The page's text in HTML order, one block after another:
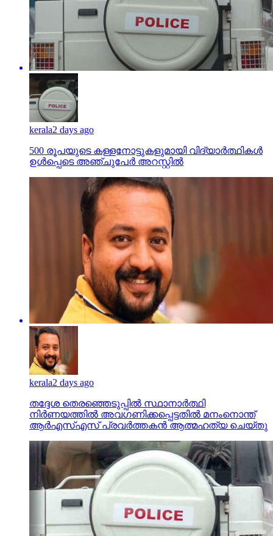
kerala2 days ago
500 രൂപയുടെ കള്ളനോട്ടുകളുമായി വിദ്യാര്‍ത്ഥികള്‍
ഉള്‍പ്പെടെ അഞ്ചുപേര്‍ അറസ്റ്റില്‍
kerala2 days ago
തദ്ദേശ തെരഞ്ഞെടുപ്പില്‍ സ്ഥാനാര്‍ത്ഥി
നിര്‍ണയത്തില്‍ അവഗണിക്കപ്പെട്ടതില്‍ മനംനൊന്ത്
ആര്‍എസ്എസ് പ്രവര്‍ത്തകന്‍ ആത്മഹത്യ ചെയ്തു